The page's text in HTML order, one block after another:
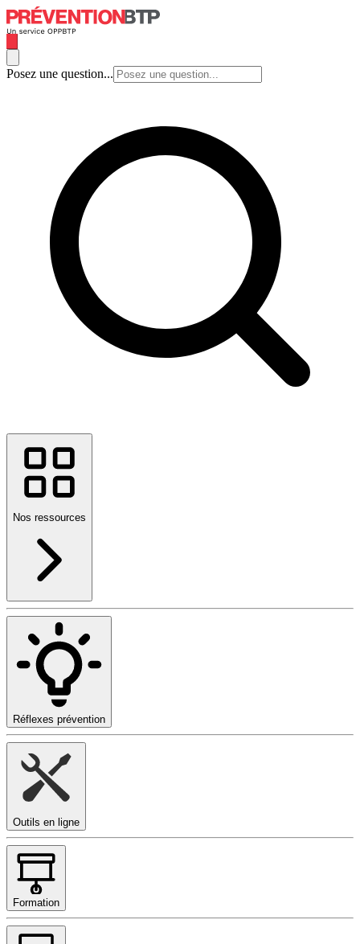
Posez une question...
Nos ressources
Réflexes prévention
Outils en ligne
Formation